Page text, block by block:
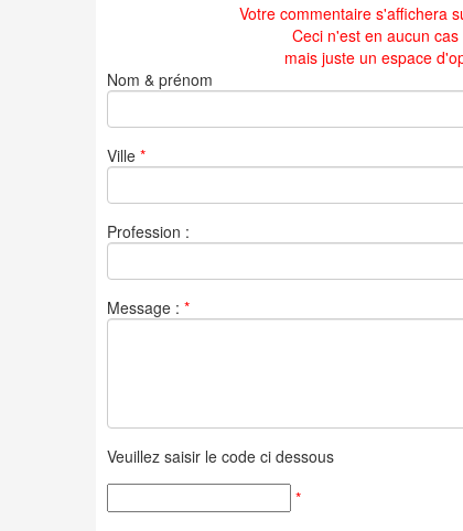
Votre commentaire s'affichera
Ceci n'est en aucun
mais juste un espace
Nom & prénom
Ville *
Profession :
Message : *
Veuillez saisir le code ci dessous
*